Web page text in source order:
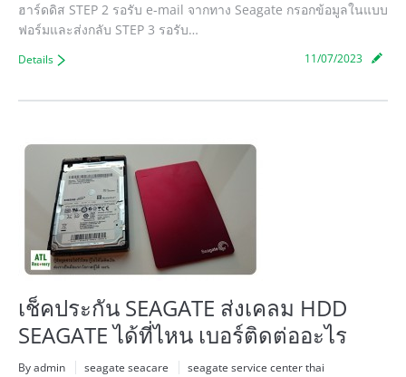
ฮาร์ดดิส STEP 2 รอรับ e-mail จากทาง Seagate กรอกข้อมูลในแบบ
ฟอร์มและส่งกลับ STEP 3 รอรับ…
11/07/2023
Details
เช็คประกัน SEAGATE ส่งเคลม HDD
SEAGATE ได้ที่ไหน เบอร์ติดต่ออะไร
By admin seagate seacare
seagate service center thai